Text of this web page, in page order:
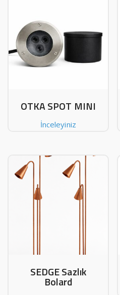
OTKA SPOT MINI
İnceleyiniz
SEDGE Sazlık
Bolard